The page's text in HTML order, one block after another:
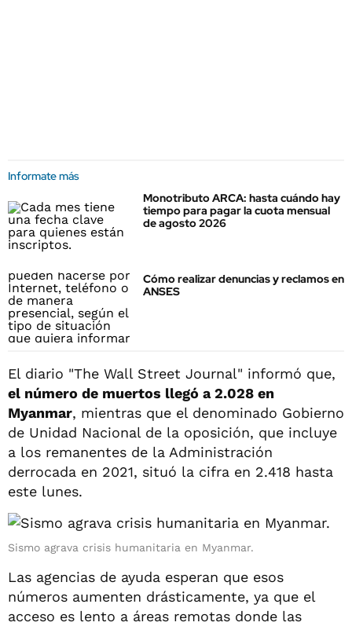
Informate más
Monotributo ARCA: hasta cuándo hay
tiempo para pagar la cuota mensual
de agosto 2026
Cómo realizar denuncias y reclamos en
ANSES
El diario "The Wall Street Journal" informó que,
el número de muertos llegó a 2.028 en
Myanmar, mientras que el denominado Gobierno
de Unidad Nacional de la oposición, que incluye
a los remanentes de la Administración
derrocada en 2021, situó la cifra en 2.418 hasta
este lunes.
Sismo agrava crisis humanitaria en Myanmar.
Las agencias de ayuda esperan que esos
números aumenten drásticamente, ya que el
acceso es lento a áreas remotas donde las